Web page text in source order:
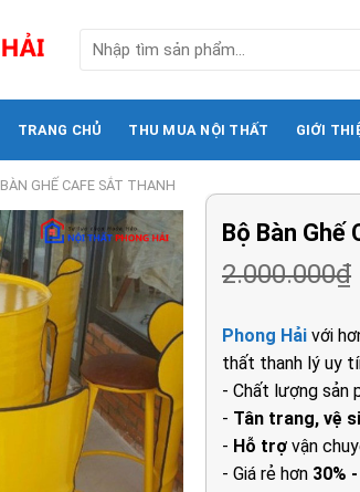
kiếm:
TRANG CHỦ THU MUA NỘI THẤT GIỚI
BÀN GHẾ CAFE SẮT THANH
Bộ Bàn Ghế
2.000.000₫
Phong Hải với
thất thanh lý uy
- Chất lượng sản
- Tân trang, vệ
- Hỗ trợ vận
- Giá rẻ hơn 30%